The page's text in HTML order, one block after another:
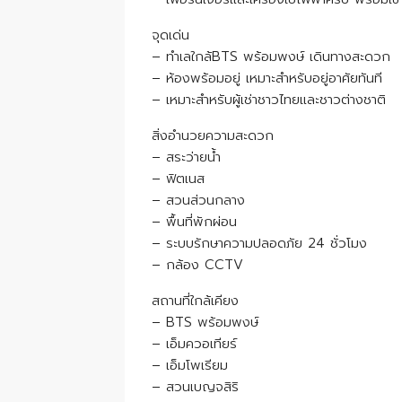
จุดเด่น
– ทำเลใกล้BTS พร้อมพงษ์ เดินทางสะดวก
– ห้องพร้อมอยู่ เหมาะสำหรับอยู่อาศัยทันที
– เหมาะสำหรับผู้เช่าชาวไทยและชาวต่างชาติ
สิ่งอำนวยความสะดวก
– สระว่ายน้ำ
– ฟิตเนส
– สวนส่วนกลาง
– พื้นที่พักผ่อน
– ระบบรักษาความปลอดภัย 24 ชั่วโมง
– กล้อง CCTV
สถานที่ใกล้เคียง
– BTS พร้อมพงษ์
– เอ็มควอเทียร์
– เอ็มโพเรียม
– สวนเบญจสิริ